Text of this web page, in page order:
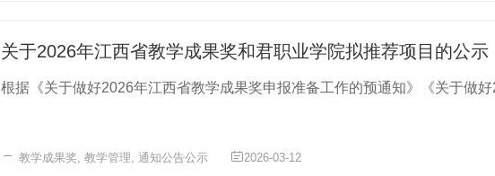
关于2026年江西省教学成果奖和君职业学院拟推荐项目的公示
根据《关于做好2026年江西省教学成果奖申报准备工作的预通知》《关于做
教学成果奖, 教学管理, 通知公告公示 2026-03-12